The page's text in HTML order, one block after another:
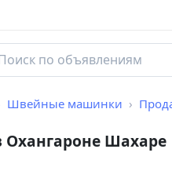
Швейные машинки
Шахаре